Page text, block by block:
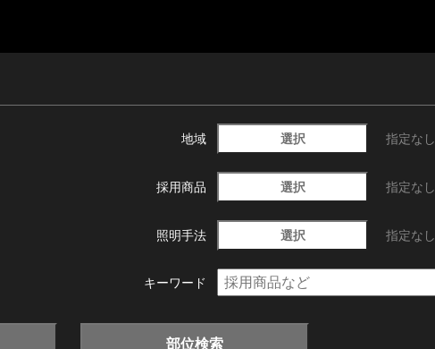
地域 選択 指定なし
採用商品 選択 指定なし
照明手法 選択 指定なし
キーワード
部位検索